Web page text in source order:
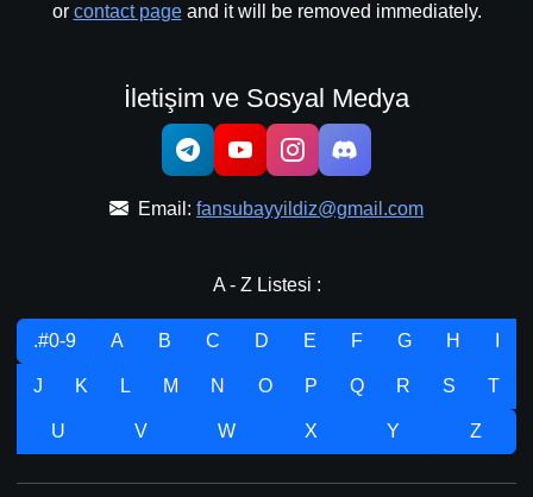
or contact pageand it will be removed immediately.
İletişim ve Sosyal Medya
Email: fansubayyildiz@gmail.com
A - Z Listesi :
.#0-9 A B C D E F G H
J K L M N O P Q R S T
U V W X Y Z